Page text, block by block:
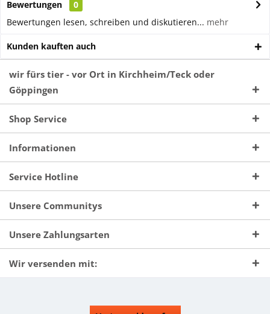
Bewertungen
0
Bewertungen lesen, schreiben und diskutieren... mehr
Kunden kauften auch
wir fürs tier - vor Ort in Kirchheim/Teck oder
Göppingen
Shop Service
Informationen
Service Hotline
Unsere Communitys
Unsere Zahlungsarten
Wir versenden mit: